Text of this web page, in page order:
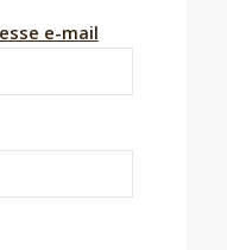
e-mail